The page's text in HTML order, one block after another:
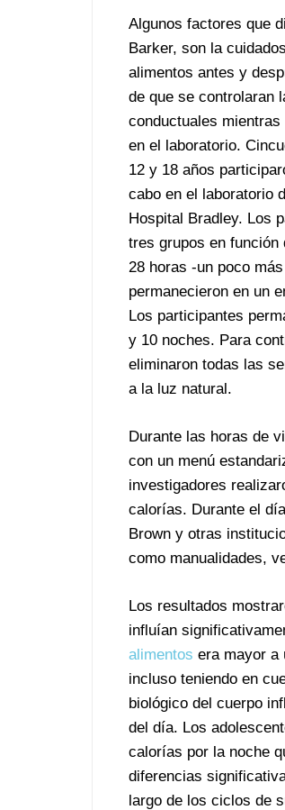
Algunos factores que
Barker, son la
alimentos antes y
de que se controlaran
conductuales
en el laboratorio.
12 y 18 años
cabo en el laboratorio
Hospital Bradley. Los
tres grupos en
28 horas -un poco
permanecieron en un
Los participantes
y 10 noches. Para
eliminaron todas las
a la luz natural.
Durante las horas de
con un menú
investigadores
calorías. Durante el
Brown y otras
como manualidades,
Los resultados
influían
alimentos era mayor a
incluso teniendo en
biológico del cuerpo
del día. Los
calorías por la noche
diferencias
largo de los ciclos de